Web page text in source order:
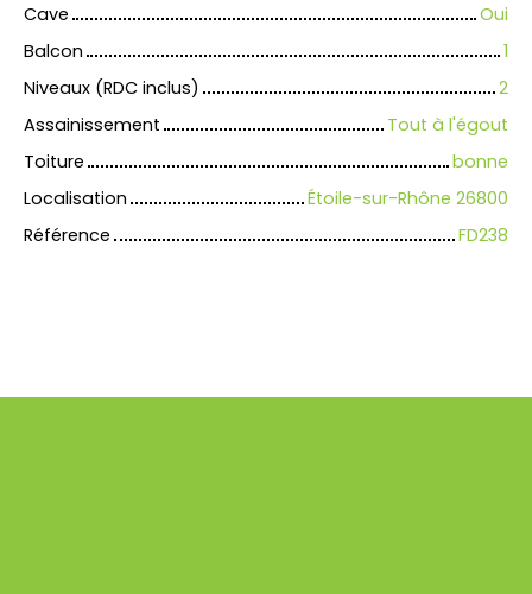
Cave
Oui
Balcon
1
Niveaux (RDC inclus)
2
Assainissement
Tout à l'égout
Toiture
bonne
Localisation
Étoile-sur-Rhône 26800
Référence
FD238